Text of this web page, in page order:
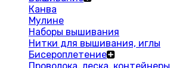
Канва
Мулине
Наборы вышивания
Нитки для вышивания, иглы
Бисероплетение